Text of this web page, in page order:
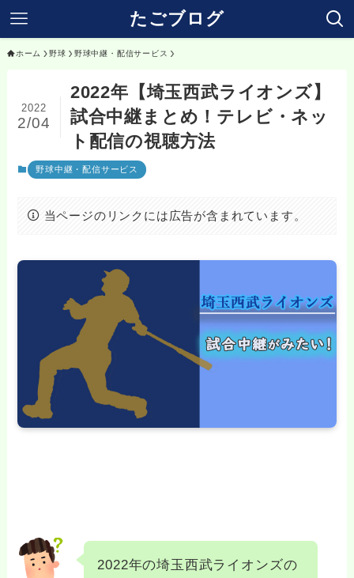
たごブログ
ホーム 野球 野球中継・配信サービス
2022年【埼玉西武ライオンズ】
試合中継まとめ！テレビ・ネッ
ト配信の視聴方法
2022
2/04
野球中継・配信サービス
当ページのリンクには広告が含まれています。
2022年の埼玉西武ライオンズの